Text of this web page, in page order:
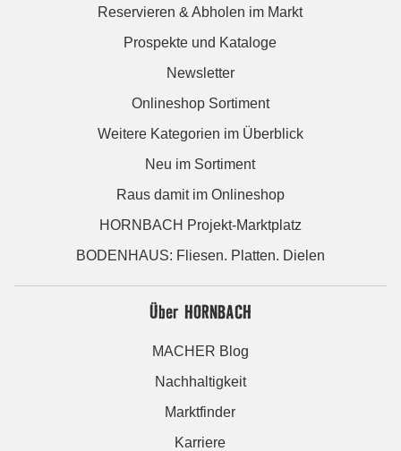
Reservieren & Abholen im Markt
Prospekte und Kataloge
Newsletter
Onlineshop Sortiment
Weitere Kategorien im Überblick
Neu im Sortiment
Raus damit im Onlineshop
HORNBACH Projekt-Marktplatz
BODENHAUS: Fliesen. Platten. Dielen
Über HORNBACH
MACHER Blog
Nachhaltigkeit
Marktfinder
Karriere